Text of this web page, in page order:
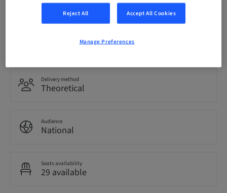
Italian
0.00 Points
Delivery method
Theoretical
Audience
National
Seats availability
29 available
Reject All Accept All Cookies
Manage Preferences